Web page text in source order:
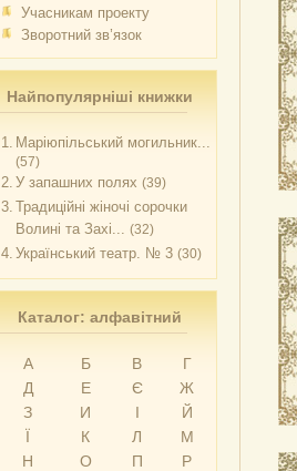
Учасникам проекту
Зворотний зв’язок
Найпопулярніші книжки
1. Маріюпільський могильник...
(57)
2. У запашних полях (39)
3. Традиційні жіночі сорочки
Волині та Захі... (32)
4. Український театр. № 3 (30)
Каталог: алфавітний
А Б В
Г
Д
Е Є
Ж
З
И І
Й
Ї
К Л
М
Н
О П
Р